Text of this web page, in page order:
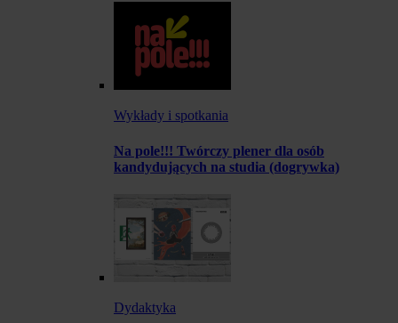
Wykłady i spotkania
Na pole!!! Twórczy plener dla osób
kandydujących na studia (dogrywka)
Dydaktyka